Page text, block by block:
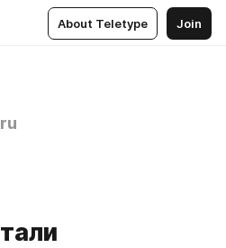
About Teletype Join